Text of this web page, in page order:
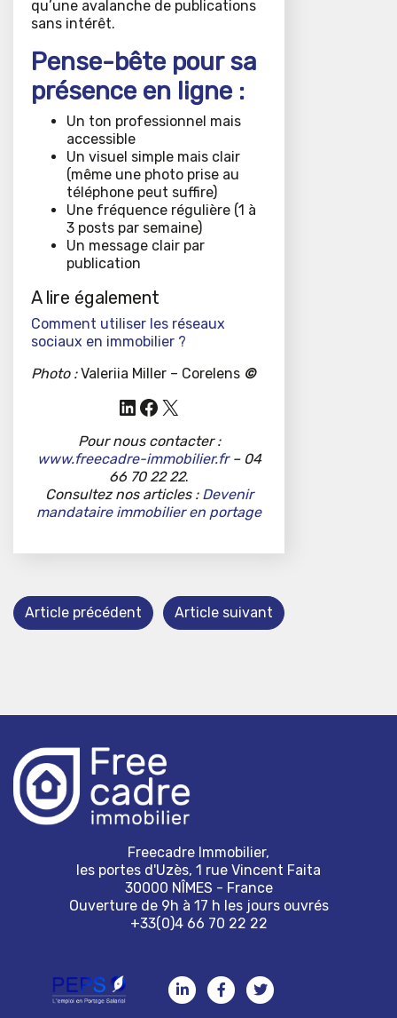
qu’une avalanche de publications
sans intérêt.
Pense-bête pour sa
présence en ligne :
Un ton professionnel mais
accessible
Un visuel simple mais clair
(même une photo prise au
téléphone peut suffire)
Une fréquence régulière (1 à
3 posts par semaine)
Un message clair par
publication
A lire également
Comment utiliser les réseaux
sociaux en immobilier ?
Photo :Valeriia Miller – Corelens ©
LinkedIn
Facebook
X
Pour nous contacter :
www.freecadre-immobilier.fr– 04
66 70 22 22.
Consultez nos articles : Devenir
mandataire immobilier en portage
Article précédent Article suivant
Freecadre Immobilier,
les portes d'Uzès, 1 rue Vincent Faita
30000 NÎMES - France
Ouverture de 9h à 17 h les jours ouvrés
+33(0)4 66 70 22 22